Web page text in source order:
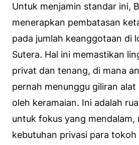
Untuk menjamin standar ini,
menerapkan pembatasan
pada jumlah keanggotaan di
Sutera. Hal ini memastikan
privat dan tenang, di mana
pernah menunggu giliran
oleh keramaian. Ini adalah
untuk fokus yang mendalam,
kebutuhan privasi para tokoh